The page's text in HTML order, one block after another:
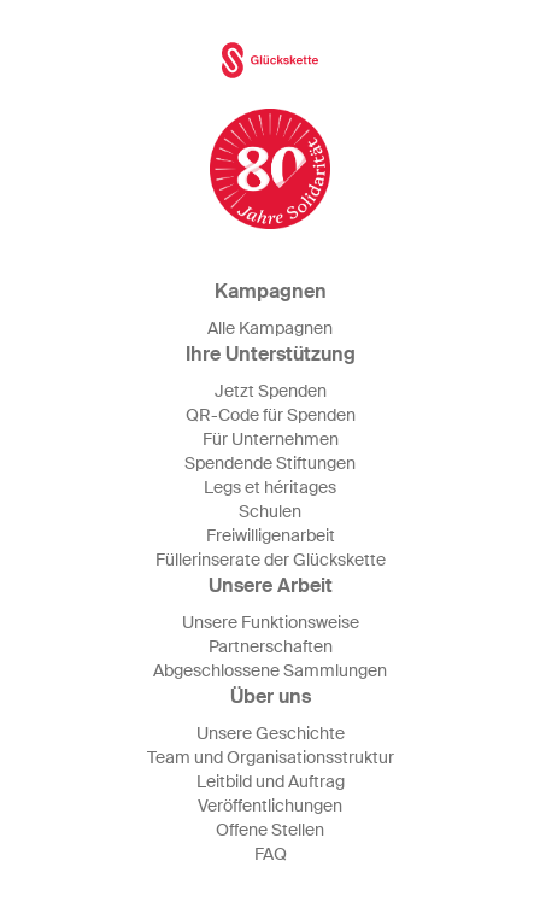
Kampagnen
Alle Kampagnen
Ihre Unterstützung
Jetzt Spenden
QR-Code für Spenden
Für Unternehmen
Spendende Stiftungen
Legs et héritages
Schulen
Freiwilligenarbeit
Füllerinserate der Glückskette
Unsere Arbeit
Unsere Funktionsweise
Partnerschaften
Abgeschlossene Sammlungen
Über uns
Unsere Geschichte
Team und Organisationsstruktur
Leitbild und Auftrag
Veröffentlichungen
Offene Stellen
FAQ